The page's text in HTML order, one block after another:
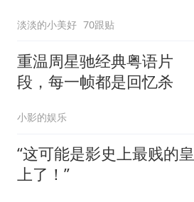
淡淡的小美好 70跟贴
重温周星驰经典粤语片
段，每一帧都是回忆杀
小影的娱乐
“这可能是影史上最贱的皇
上了！”